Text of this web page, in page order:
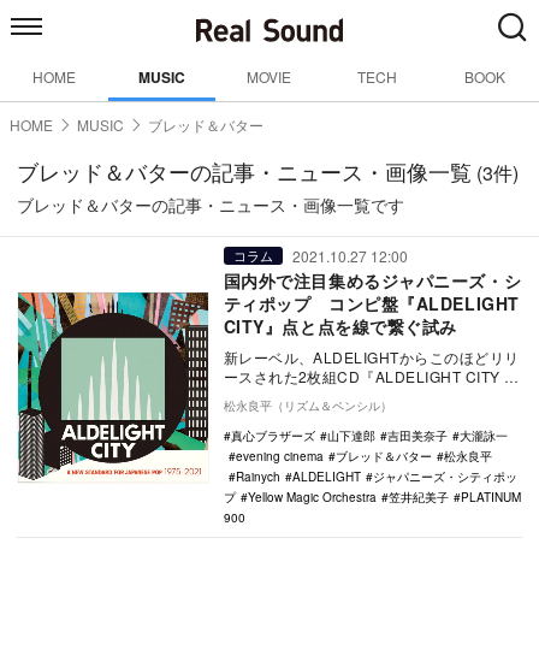
HOME MUSIC MOVIE TECH BOOK
HOME MUSIC ブレッド＆バター
ブレッド＆バターの記事・ニュース・画像一覧 (3件)
ブレッド＆バターの記事・ニュース・画像一覧です
コラム 2021.10.27 12:00
国内外で注目集めるジャパニーズ・シ
ティポップ コンピ盤『ALDELIGHT
CITY』点と点を線で繋ぐ試み
新レーベル、ALDELIGHTからこのほどリリ
ースされた2枚組CD『ALDELIGHT CITY -A
New Standard…
松永良平（リズム＆ペンシル）
真心ブラザーズ
山下達郎 吉田美奈子
大瀧詠一
evening cinema
ブレッド＆バター
松永良平
Rainych
ALDELIGHT
ジャパニーズ・シティポッ
プ
Yellow Magic Orchestra 笠井紀美子
PLATINUM
900